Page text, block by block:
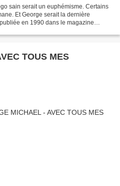
sain serait un euphémisme. Certains
Et George serait la dernière
en 1990 dans le magazine
TOUS MES